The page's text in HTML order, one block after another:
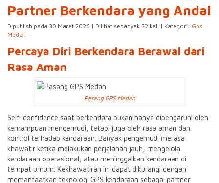
Partner Berkendara yang Andal
Dipublish pada 30 Maret 2026 | Dilihat sebanyak 32 kali | Kategori: Gps
Medan
Percaya Diri Berkendara Berawal dari
Rasa Aman
Pasang GPS Medan
Self-confidence saat berkendara bukan hanya dipengaruhi oleh
kemampuan mengemudi, tetapi juga oleh rasa aman dan
kontrol terhadap kendaraan. Banyak pengemudi merasa
khawatir ketika melakukan perjalanan jauh, mengelola
kendaraan operasional, atau meninggalkan kendaraan di
tempat umum. Kekhawatiran ini dapat dikurangi dengan
memanfaatkan teknologi GPS kendaraan sebagai partner